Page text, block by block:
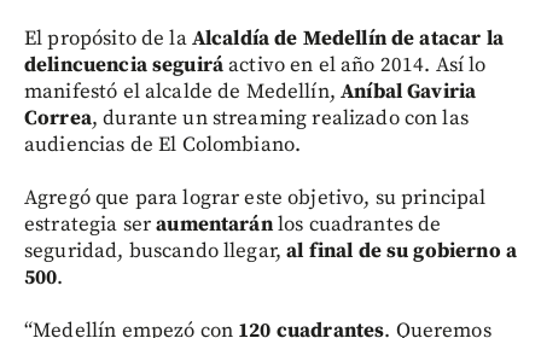
El propósito de laAlcaldía de Medellín de atacar la
delincuencia seguiráactivo en el año 2014. Así lo
manifestó el alcalde de Medellín,Aníbal Gaviria
Correa, durante un streaming realizado con las
audiencias de El Colombiano.
Agregó que para lograr este objetivo, su principal
estrategia seraumentaránlos cuadrantes de
seguridad, buscando llegar,al final de su gobierno a
500.
“Medellín empezó con 120 cuadrantes. Queremos